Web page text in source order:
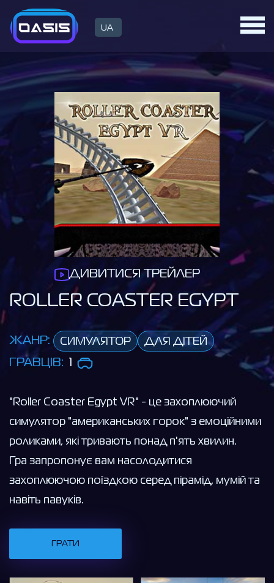
UA
ДИВИТИСЯ ТРЕЙЛЕР
ROLLER COASTER EGYPT
ЖАНР: СИМУЛЯТОР ДЛЯ ДІТЕЙ
ГРАВЦІВ:
"Roller Coaster Egypt VR" - це захоплюючий
симулятор "американських горок" з емоційними
роликами, які тривають понад п'ять хвилин.
Гра запропонує вам насолодитися
захоплюючою поїздкою серед пірамід, мумій та
навіть павуків.
ГРАТИ